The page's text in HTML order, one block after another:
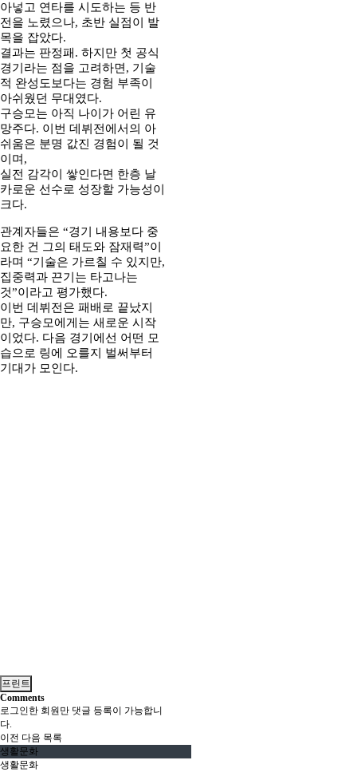
아넣고 연타를 시도하는 등 반
전을 노렸으나, 초반 실점이 발
목을 잡았다.
결과는 판정패. 하지만 첫 공식
경기라는 점을 고려하면, 기술
적 완성도보다는 경험 부족이
아쉬웠던 무대였다.
구승모는 아직 나이가 어린 유
망주다. 이번 데뷔전에서의 아
쉬움은 분명 값진 경험이 될 것
이며,
실전 감각이 쌓인다면 한층 날
카로운 선수로 성장할 가능성이
크다.
관계자들은 “경기 내용보다 중
요한 건 그의 태도와 잠재력”이
라며 “기술은 가르칠 수 있지만,
집중력과 끈기는 타고나는
것”이라고 평가했다.
이번 데뷔전은 패배로 끝났지
만, 구승모에게는 새로운 시작
이었다. 다음 경기에선 어떤 모
습으로 링에 오를지 벌써부터
기대가 모인다.
프린트
Comments
로그인한 회원만 댓글 등록이 가능합니
다.
이전 다음 목록
생활문화
생활문화